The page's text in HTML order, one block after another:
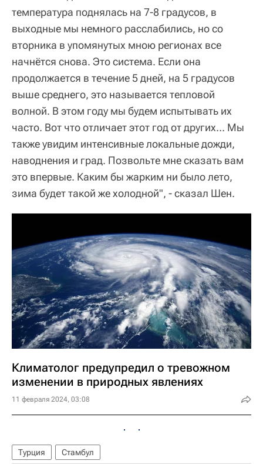
температура поднялась на 7-8 градусов, в
выходные мы немного расслабились, но со
вторника в упомянутых мною регионах все
начнётся снова. Это система. Если она
продолжается в течение 5 дней, на 5 градусов
выше среднего, это называется тепловой
волной. В этом году мы будем испытывать их
часто. Вот что отличает этот год от других… Мы
также увидим интенсивные локальные дожди,
наводнения и град. Позвольте мне сказать вам
это впервые. Каким бы жарким ни было лето,
зима будет такой же холодной", - сказал Шен.
Климатолог предупредил о тревожном
изменении в природных явлениях
11 февраля 2024, 03:08
Турция Стамбул